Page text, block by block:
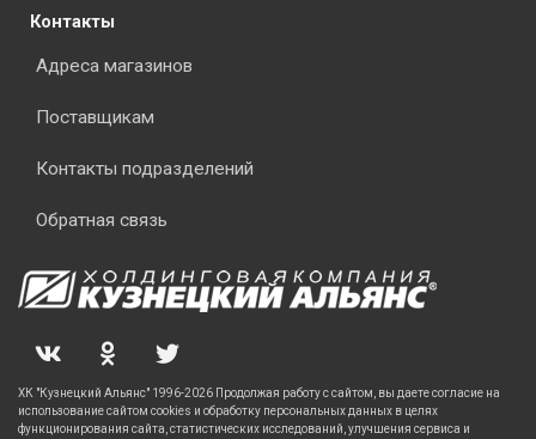
Контакты
Адреса магазинов
Поставщикам
Контакты подразделений
Обратная связь
ХК "Кузнецкий Альянс" 1996-2026 Продолжая работу с сайтом, вы даете согласие на
использование сайтом cookies и обработку персональных данных в целях
функционирования сайта, статистических исследований, улучшения сервиса и